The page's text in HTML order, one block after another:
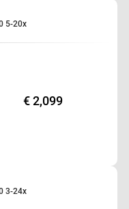
5-20x
€ 2,099
3-24x